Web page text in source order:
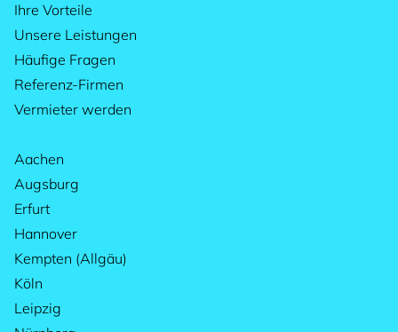
Ihre Vorteile
Unsere Leistungen
Häufige Fragen
Referenz-Firmen
Vermieter werden
Aachen
Augsburg
Erfurt
Hannover
Kempten (Allgäu)
Köln
Leipzig